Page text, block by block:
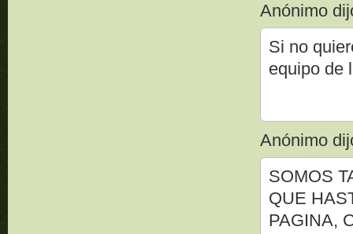
Anónimo
Si no
equipo de
Anónimo
SOMOS
QUE
PAGINA,